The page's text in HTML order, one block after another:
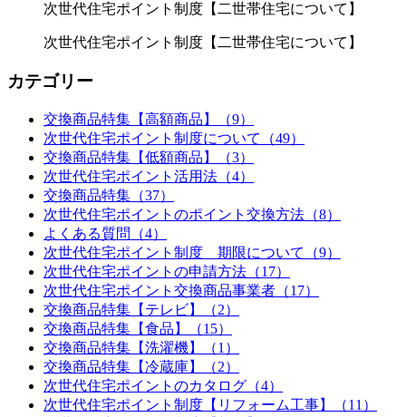
次世代住宅ポイント制度【二世帯住宅について】
次世代住宅ポイント制度【二世帯住宅について】
カテゴリー
交換商品特集【高額商品】（9）
次世代住宅ポイント制度について（49）
交換商品特集【低額商品】（3）
次世代住宅ポイント活用法（4）
交換商品特集（37）
次世代住宅ポイントのポイント交換方法（8）
よくある質問（4）
次世代住宅ポイント制度 期限について（9）
次世代住宅ポイントの申請方法（17）
次世代住宅ポイント交換商品事業者（17）
交換商品特集【テレビ】（2）
交換商品特集【食品】（15）
交換商品特集【洗濯機】（1）
交換商品特集【冷蔵庫】（2）
次世代住宅ポイントのカタログ（4）
次世代住宅ポイント制度【リフォーム工事】（11）